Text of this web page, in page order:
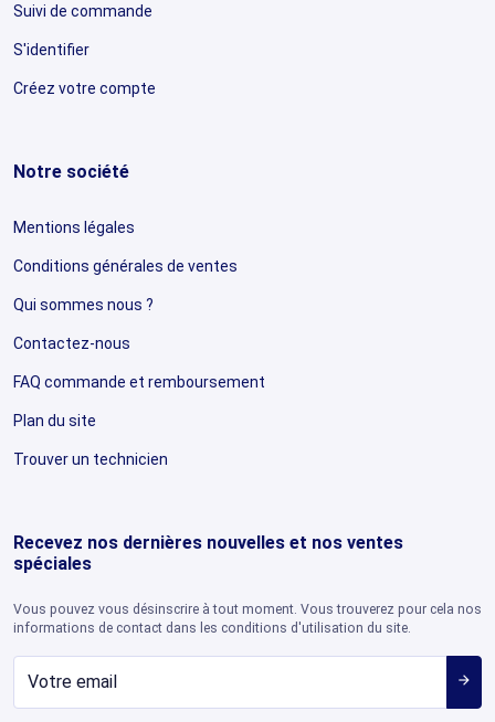
Suivi de commande
S'identifier
Créez votre compte
Notre société
Mentions légales
Conditions générales de ventes
Qui sommes nous ?
Contactez-nous
FAQ commande et remboursement
Plan du site
Trouver un technicien
Recevez nos dernières nouvelles et nos ventes
spéciales
Vous pouvez vous désinscrire à tout moment. Vous trouverez pour cela nos
informations de contact dans les conditions d'utilisation du site.
arrow_forward